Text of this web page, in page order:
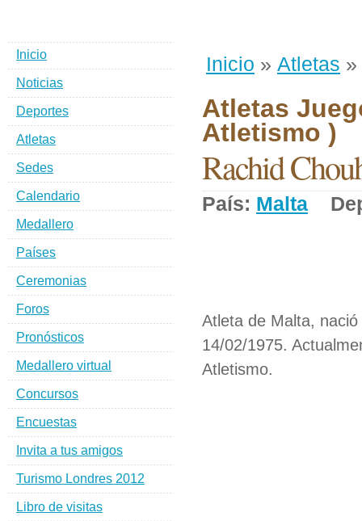
Inicio » Atletas »
Atletas
Atletismo )
Rachid
País: Malta
Atleta de Malta,
14/02/1975.
Atletismo.
Inicio
Noticias
Deportes
Atletas
Sedes
Calendario
Medallero
Países
Ceremonias
Foros
Pronósticos
Medallero virtual
Concursos
Encuestas
Invita a tus amigos
Turismo Londres 2012
Libro de visitas